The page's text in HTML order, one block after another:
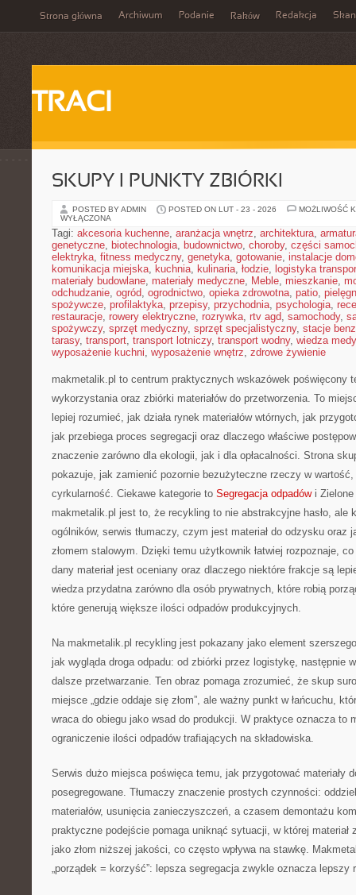
Strona główna Archiwum Podanie Raków Redakcja
TRACI
SKUPY I PUNKTY ZBIÓRKI
POSTED BY ADMIN POSTED ON LUT - 23 - 2026
MOŻLIWOŚĆ
WYŁĄCZONA
Tagi: akcesoria kuchenne, aranżacja wnętrz, architektura,
genetyczne, biotechnologia, budownictwo, choroby, części
elektryka, fitness medyczny, genetyka, gotowanie, instalacje
komunikacja miejska, kuchnia, kulinaria, łodzie, logistyka
materiały budowlane, materiały medyczne, Meble, mieszkanie,
odchudzanie, ogród, ogrodnictwo, opieka zdrowotna, patio,
spożywcze, profilaktyka, przepisy, przychodnia, psychologia,
restauracje, rowery elektryczne, rozrywka, rtv agd, samochody,
spożywczy, sprzęt medyczny, sprzęt specjalistyczny, stacje
tarasy, transport, transport lotniczy, transport wodny, wiedza
wyposażenie kuchni, wyposażenie wnętrz, zdrowe żywienie
makmetalik.pl to centrum praktycznych wskazówek poświęcony
wykorzystania oraz zbiórki materiałów do przetworzenia. To
lepiej rozumieć, jak działa rynek materiałów wtórnych, jak
jak przebiega proces segregacji oraz dlaczego właściwe
znaczenie zarówno dla ekologii, jak i dla opłacalności. Strona
pokazuje, jak zamienić pozornie bezużyteczne rzeczy w
cyrkularność. Ciekawe kategorie to Segregacja odpadówi Zielone
makmetalik.pl jest to, że recykling to nie abstrakcyjne hasło, ale
ogólników, serwis tłumaczy, czym jest materiał do odzysku oraz
złomem stalowym. Dzięki temu użytkownik łatwiej rozpoznaje,
dany materiał jest oceniany oraz dlaczego niektóre frakcje są
wiedza przydatna zarówno dla osób prywatnych, które robią
które generują większe ilości odpadów produkcyjnych.
Na makmetalik.pl recykling jest pokazany jako element
jak wygląda droga odpadu: od zbiórki przez logistykę, następnie
dalsze przetwarzanie. Ten obraz pomaga zrozumieć, że skup
miejsce „gdzie oddaje się złom”, ale ważny punkt w łańcuchu,
wraca do obiegu jako wsad do produkcji. W praktyce oznacza to
ograniczenie ilości odpadów trafiających na składowiska.
Serwis dużo miejsca poświęca temu, jak przygotować materiały
posegregowane. Tłumaczy znaczenie prostych czynności:
materiałów, usunięcia zanieczyszczeń, a czasem demontażu
praktyczne podejście pomaga uniknąć sytuacji, w której materiał
jako złom niższej jakości, co często wpływa na stawkę.
„porządek = korzyść”: lepsza segregacja zwykle oznacza lepszy